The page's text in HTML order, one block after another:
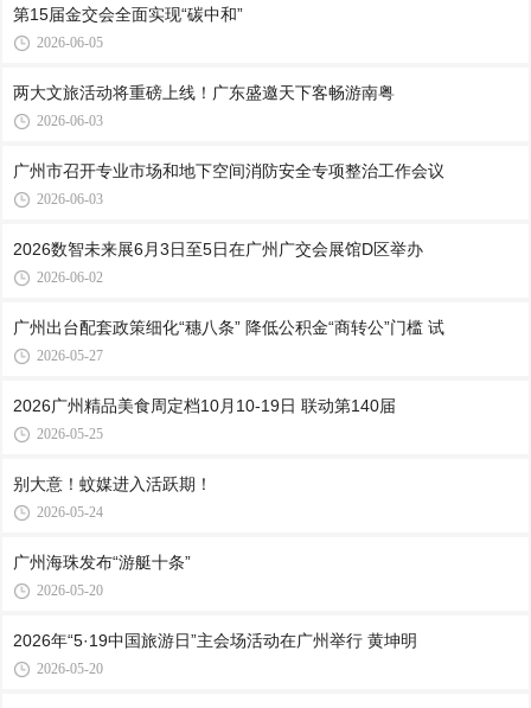
第15届金交会全面实现“碳中和”
2026-06-05
两大文旅活动将重磅上线！广东盛邀天下客畅游南粤
2026-06-03
广州市召开专业市场和地下空间消防安全专项整治工作会议
2026-06-03
2026数智未来展6月3日至5日在广州广交会展馆D区举办
2026-06-02
广州出台配套政策细化“穗八条” 降低公积金“商转公”门槛 试
2026-05-27
2026广州精品美食周定档10月10-19日 联动第140届
2026-05-25
别大意！蚊媒进入活跃期！
2026-05-24
广州海珠发布“游艇十条”
2026-05-20
2026年“5·19中国旅游日”主会场活动在广州举行 黄坤明
2026-05-20